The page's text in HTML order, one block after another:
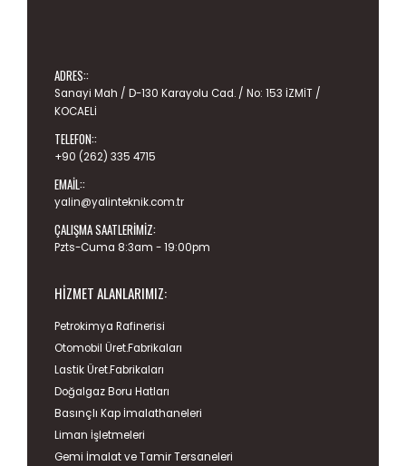
ADRES::
Sanayi Mah / D-130 Karayolu Cad. / No: 153 İZMİT /
KOCAELİ
TELEFON::
+90 (262) 335 4715
EMAIL::
yalin@yalinteknik.com.tr
ÇALIŞMA SAATLERIMIZ:
Pzts-Cuma 8:3am - 19:00pm
HIZMET ALANLARIMIZ:
Petrokimya Rafinerisi
Otomobil Üret.Fabrikaları
Lastik Üret.Fabrikaları
Doğalgaz Boru Hatları
Basınçlı Kap İmalathaneleri
Liman İşletmeleri
Gemi İmalat ve Tamir Tersaneleri